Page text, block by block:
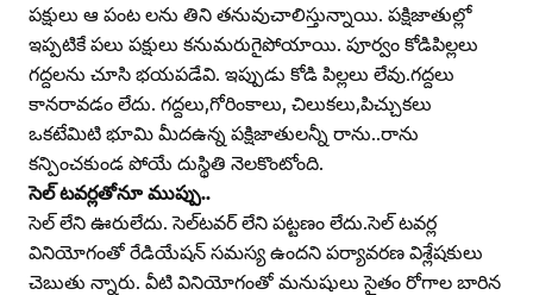
పక్షులు ఆ పంట లను తిని తనువుచాలిస్తున్నాయి. పక్షిజాతుల్లో
ఇప్పటికే పలు పక్షులు కనుమరుగైపోయాయి. పూర్వం కోడిపిల్లలు
గద్దలను చూసి భయపడేవి. ఇప్పుడు కోడి పిల్లలు లేవు.గద్దలు
కానరావడం లేదు. గద్దలు,గోరింకాలు, చిలుకలు,పిచ్చుకలు
ఒకటేమిటి భూమి మీదఉన్న పక్షిజాతులన్నీ రాను..రాను
కన్పించకుండ పోయే దుస్థితి నెలకొంటోంది.
సెల్‌ టవర్లతోనూ ముప్పు..
సెల్‌ లేని ఊరులేదు. సెల్‌టవర్‌ లేని పట్టణం లేదు.సెల్‌ టవర్ల
వినియోగంతో రేడియేషన్‌ సమస్య ఉందని పర్యావరణ విశ్లేషకులు
చెబుతు న్నారు. వీటి వినియోగంతో మనుషులు సైతం రోగాల బారిన